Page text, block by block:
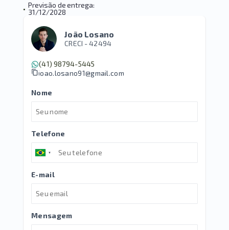
• Previsão de entrega:
31/12/2028
João Losano
CRECI -42494
(41) 98794-5445
joao.losano91@gmail.com
Nome
Telefone
E-mail
Mensagem